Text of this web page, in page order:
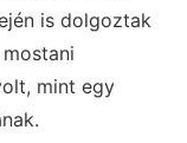
is dolgoztak
mint egy